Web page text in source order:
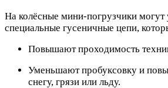
На колёсные мини-погрузчики могут
специальные гусеничные цепи,
Повышают проходимость
Уменьшают пробуксовку и
снегу, грязи или льду.